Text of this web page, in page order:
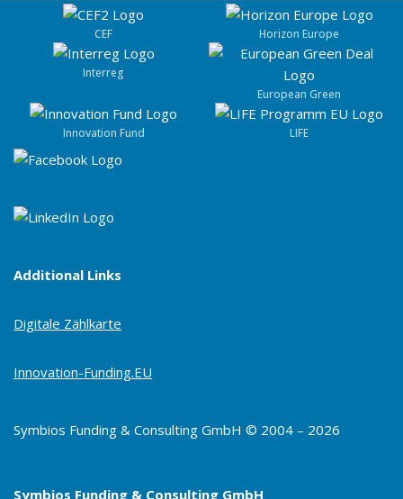
CEF Horizon Europe
Interreg
European Green
Innovation Fund LIFE
Additional Links
Digitale Zählkarte
Innovation-Funding.EU
Symbios Funding & Consulting GmbH © 2004 – 2026
Symbios Funding & Consulting GmbH